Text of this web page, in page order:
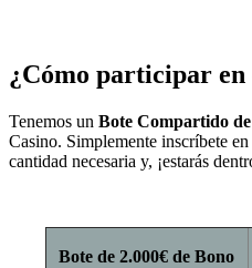
¿Cómo participar en
Tenemos un Bote Compartido de
Casino. Simplemente inscríbete
cantidad necesaria y, ¡estarás
Bote de 2.000€ de Bono